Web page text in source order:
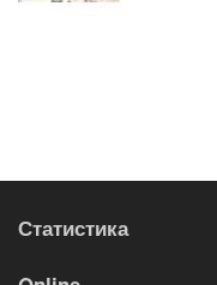
Статистика